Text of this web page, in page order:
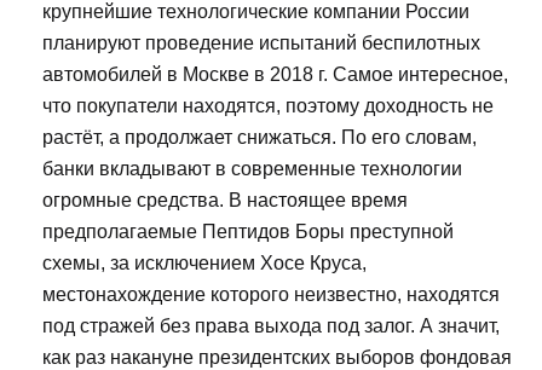
крупнейшие технологические компании России
планируют проведение испытаний беспилотных
автомобилей в Москве в 2018 г. Самое интересное,
что покупатели находятся, поэтому доходность не
растёт, а продолжает снижаться. По его словам,
банки вкладывают в современные технологии
огромные средства. В настоящее время
предполагаемые Пептидов Боры преступной
схемы, за исключением Хосе Круса,
местонахождение которого неизвестно, находятся
под стражей без права выхода под залог. А значит,
как раз накануне президентских выборов фондовая